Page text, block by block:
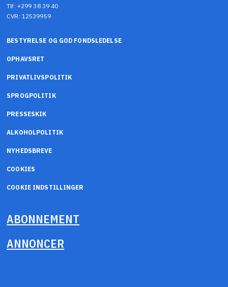
Tlf: +299 38 39 40
CVR: 12539959
BESTYRELSE OG GOD FONDSLEDELSE
OPHAVSRET
PRIVATLIVSPOLITIK
SPROGPOLITIK
PRESSESKIK
ALKOHOLPOLITIK
NYHEDSBREVE
COOKIES
COOKIE INDSTILLINGER
ABONNEMENT
ANNONCER